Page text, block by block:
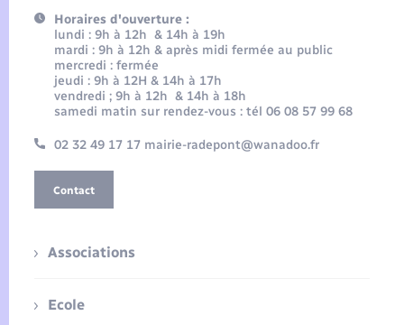
Horaires d'ouverture :
lundi : 9h à 12h & 14h à 19h
mardi : 9h à 12h & après midi fermée au public
mercredi : fermée
jeudi : 9h à 12H & 14h à 17h
vendredi ; 9h à 12h & 14h à 18h
samedi matin sur rendez-vous : tél 06 08 57 99 68
02 32 49 17 17 mairie-radepont@wanadoo.fr
Contact
Associations
Ecole